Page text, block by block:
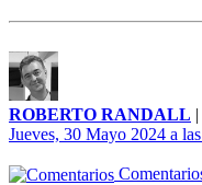
ROBERTO RANDALL |
Jueves, 30 Mayo 2024 a